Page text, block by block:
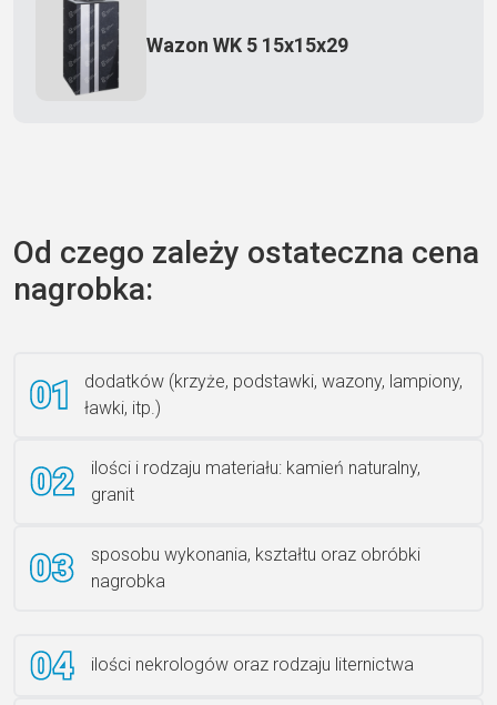
Wazon WK 5 15x15x29
Książka 2
Ławka granitowa LG 12
Od czego zależy ostateczna cena
nagrobka:
dodatków (krzyże, podstawki, wazony, lampiony,
ławki, itp.)
ilości i rodzaju materiału: kamień naturalny,
granit
sposobu wykonania, kształtu oraz obróbki
nagrobka
ilości nekrologów oraz rodzaju liternictwa